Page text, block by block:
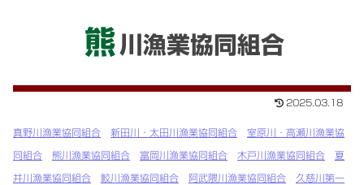
熊 川漁業協同組合
2025.03.18
真野川漁業協同組合 新田川・太田川漁業協同組合 室原川・高瀬川漁業協
同組合 熊川漁業協同組合 富岡川漁業協同組合 木戸川漁業協同組合 夏
井川漁業協同組合 鮫川漁業協同組合 阿武隈川漁業協同組合 久慈川第一